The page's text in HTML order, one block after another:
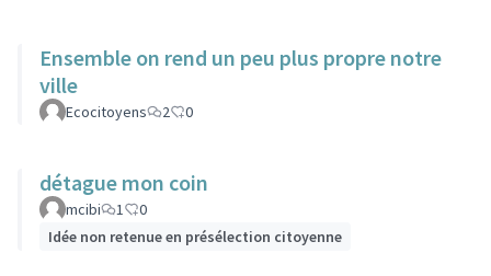
Ensemble on rend un peu plus propre notre
ville
Ecocitoyens 2 0
détague mon coin
mcibi 1
0
Idée non retenue en présélection citoyenne